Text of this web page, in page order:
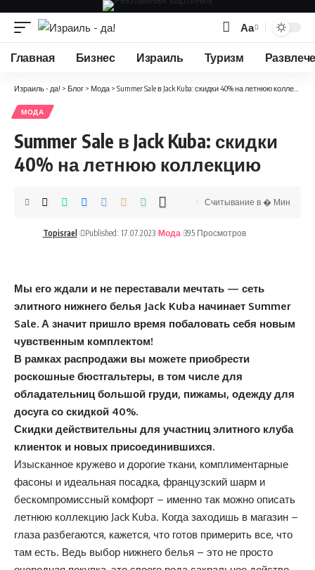
Изменение
размера
Аа
Главная Бизнес Израиль Туризм
Израиль - да! > Блог > Мода > Summer Sale в Jack Kuba: скидки 40% на летнюю коллекцию
МОДА
Summer Sale в Jack Kuba: скидки
40% на летнюю коллекцию
Topisrael Published: 17.07.2023 Мода 395 Просмотров
Считывание в � Мин
Мы его ждали и не переставали мечтать — сеть
элитного нижнего белья Jack Kuba начинает Summer
Sale. А значит пришло время побаловать себя новым
чувственным комплектом!
В рамках распродажи вы можете приобрести
роскошные бюстгальтеры, в том числе для
обладательниц большой груди, пижамы, одежду для
досуга со скидкой 40%.
Скидки действительны для участниц элитного клуба
клиенток и новых присоединившихся.
Изысканное кружево и дорогие ткани, комплиментарные
фасоны и идеальная посадка, французский шарм и
бескомпромиссный комфорт – именно так можно описать
летнюю коллекцию Jack Kuba. Когда заходишь в магазин –
глаза разбегаются, кажется, что готов примерить все, что
там есть. Ведь выбор нижнего белья – это не просто